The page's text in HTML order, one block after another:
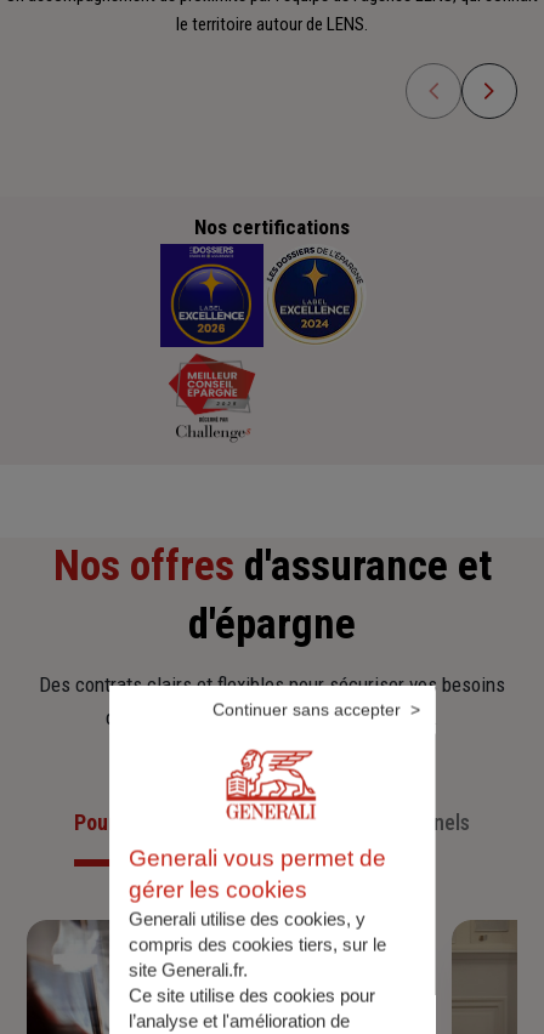
le territoire autour de LENS.
Nos certifications
Nos offres d'assurance et
d'épargne
Des contrats clairs et flexibles pour sécuriser vos besoins
d’aujourd’hui et anticiper ceux de demain.
Pour les particuliersPour les professionnels
Generali vous permet de
gérer les cookies
Generali utilise des cookies, y
compris des cookies tiers, sur le
site Generali.fr.
Ce site utilise des cookies pour
l’analyse et l'amélioration de
Continuer sans accepter